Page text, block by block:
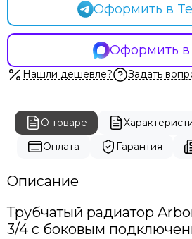
Оформить в
Оформить в
Нашли дешевле? Задать
О товаре
Оплата
Гарантия
Описание
Трубчатый радиатор
3/4 с боковым